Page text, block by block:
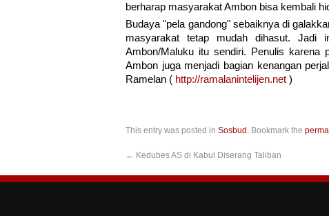
berharap masyarakat Ambon bisa kembali
Budaya "pela gandong" sebaiknya di
masyarakat tetap mudah dihasut. Jadi
Ambon/Maluku itu sendiri. Penulis
Ambon juga menjadi bagian kenangan
Ramelan ( http://ramalanintelijen.net )
This entry was posted in Sosbud . Bookmark the
← Kedubes AS di Kabul Diserang Taliban